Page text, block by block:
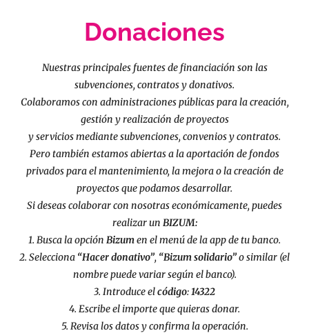
Donaciones
Nuestras principales fuentes de financiación son las
subvenciones, contratos y donativos.
Colaboramos con administraciones públicas para la creación,
gestión y realización de proyectos
y servicios mediante subvenciones, convenios y contratos.
Pero también estamos abiertas a la aportación de fondos
privados para el mantenimiento, la mejora o la creación de
proyectos que podamos desarrollar.
Si deseas colaborar con nosotras económicamente, puedes
realizar un BIZUM:
1. Busca la opción Bizumen el menú de la app de tu banco.
2. Selecciona “Hacer donativo”, “Bizum solidario”o similar (el
nombre puede variar según el banco).
3. Introduce elcódigo:14322
4. Escribe el importe que quieras donar.
5. Revisa los datos y confirma la operación.